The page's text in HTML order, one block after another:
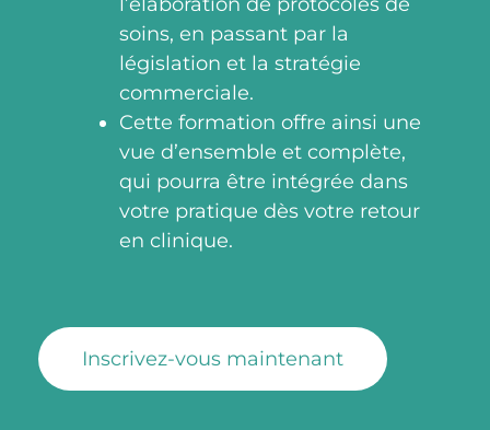
soins, en passant par la
législation et la stratégie
commerciale.
Cette formation offre ainsi une
vue d’ensemble et complète,
qui pourra être intégrée dans
votre pratique dès votre retour
en clinique.
Inscrivez-vous maintenant